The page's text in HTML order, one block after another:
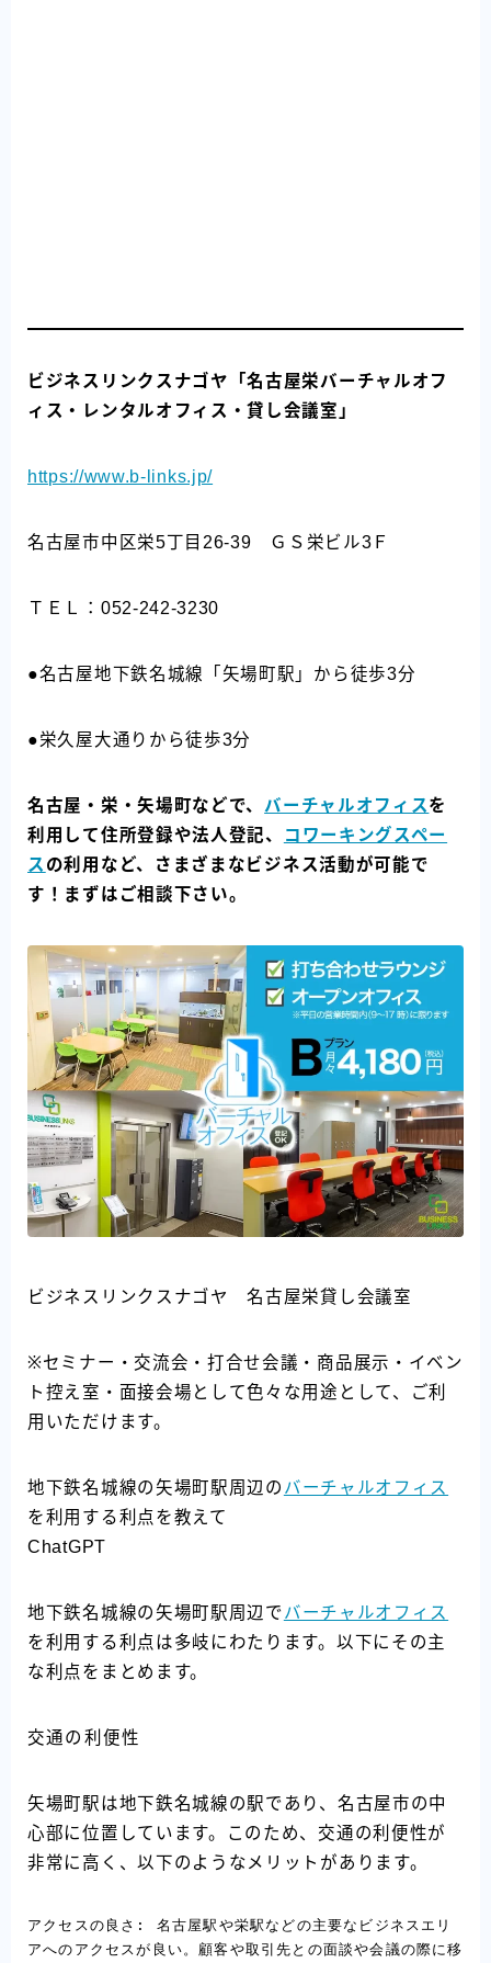
ビジネスリンクスナゴヤ「名古屋栄バーチャルオフ
ィス・レンタルオフィス・貸し会議室」
https://www.b-links.jp/
名古屋市中区栄5丁目26-39 ＧＳ栄ビル3Ｆ
ＴＥＬ：052-242-3230
●名古屋地下鉄名城線「矢場町駅」から徒歩3分
●栄久屋大通りから徒歩3分
名古屋・栄・矢場町などで、 バーチャルオフィスを
利用して住所登録や法人登記、
コワーキングスペー
ス の利用など、さまざまなビジネス活動が可能で
す！まずはご相談下さい。
ビジネスリンクスナゴヤ 名古屋栄貸し会議室
※セミナー・交流会・打合せ会議・商品展示・イベン
ト控え室・面接会場として色々な用途として、ご利
用いただけます。
地下鉄名城線の矢場町駅周辺の バーチャルオフィス
を利用する利点を教えて
ChatGPT
地下鉄名城線の矢場町駅周辺でバーチャルオフィス
を利用する利点は多岐にわたります。以下にその主
な利点をまとめます。
交通の利便性
矢場町駅は地下鉄名城線の駅であり、名古屋市の中
心部に位置しています。このため、交通の利便性が
非常に高く、以下のようなメリットがあります。
アクセスの良さ: 名古屋駅や栄駅などの主要なビジネスエリ
アへのアクセスが良い。顧客や取引先との面談や会議の際に移